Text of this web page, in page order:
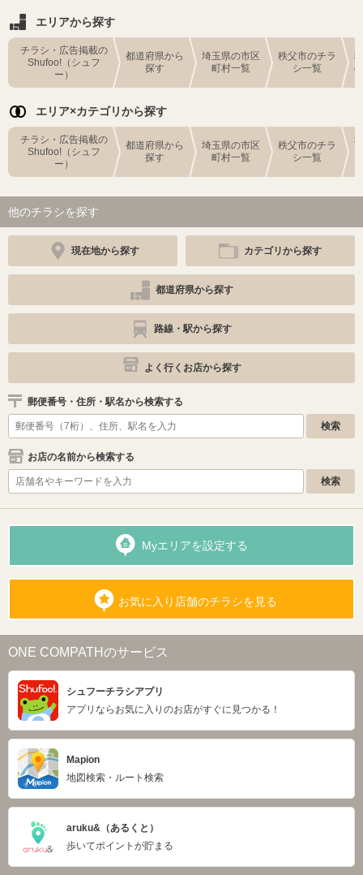
エリアから探す
チラシ・広告掲載の
Shufoo!（シュフ
ー）
都道府県から
探す
埼玉県の市区
町村一覧
秩父市のチラ
シ一覧
エリア×カテゴリから探す
チラシ・広告掲載の
Shufoo!（シュフ
ー）
都道府県から
探す
埼玉県の市区
町村一覧
秩父市のチラ
シ一覧
他のチラシを探す
現在地から探す カテゴリから探す
都道府県から探す
路線・駅から探す
よく行くお店から探す
郵便番号・住所・駅名から検索する
お店の名前から検索する
Myエリアを設定する
お気に入り店舗のチラシを見る
ONE COMPATHのサービス
シュフーチラシアプリ
アプリならお気に入りのお店がすぐに見つかる！
Mapion
地図検索・ルート検索
aruku&（あるくと）
歩いてポイントが貯まる